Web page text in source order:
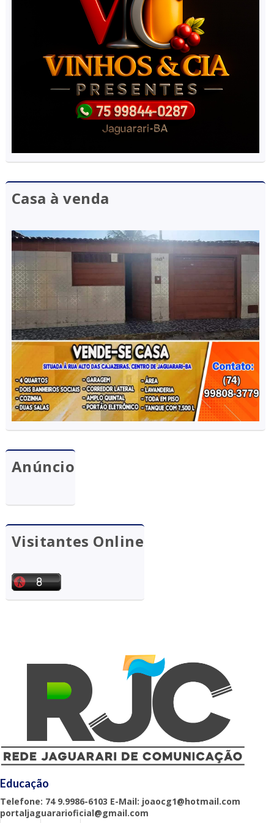
Casa à venda
Anúncio
Visitantes Online
Educação
Telefone: 74 9.9986-6103 E-Mail: joaocg1@hotmail.com
portaljaguararioficial@gmail.com